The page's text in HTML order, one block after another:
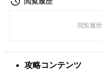
攻略コンテンツ